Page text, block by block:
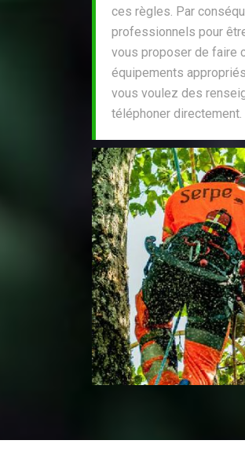
ces règles. Par
professionnels pour
vous proposer de faire
équipements
vous voulez des
téléphoner directement.